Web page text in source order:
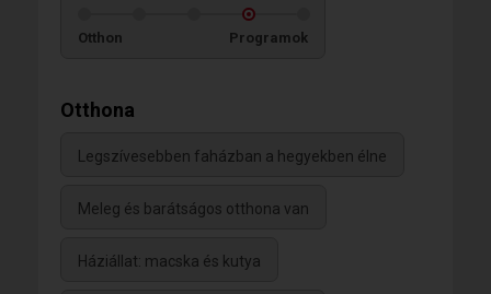
Otthon Programok
Otthona
Legszívesebben faházban a hegyekben élne
Meleg és barátságos otthona van
Háziállat: macska és kutya